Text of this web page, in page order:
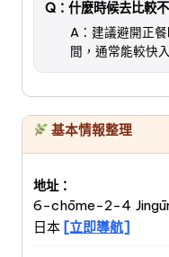
Q：什麼時候去比較
A：建議避開正
間，通常能較快
基本情報整理
地址：
6-chōme-2-4
日本 [立即導航]